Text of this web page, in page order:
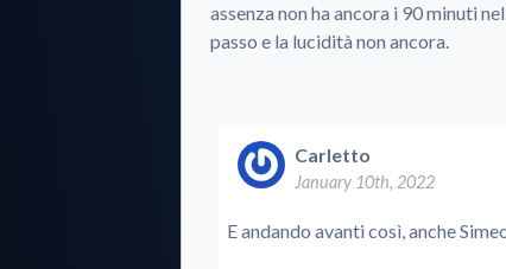
assenza non ha ancora i 90 minuti
passo e la lucidità non ancora.
Carletto
January 10th, 2022
E andando avanti così, anche